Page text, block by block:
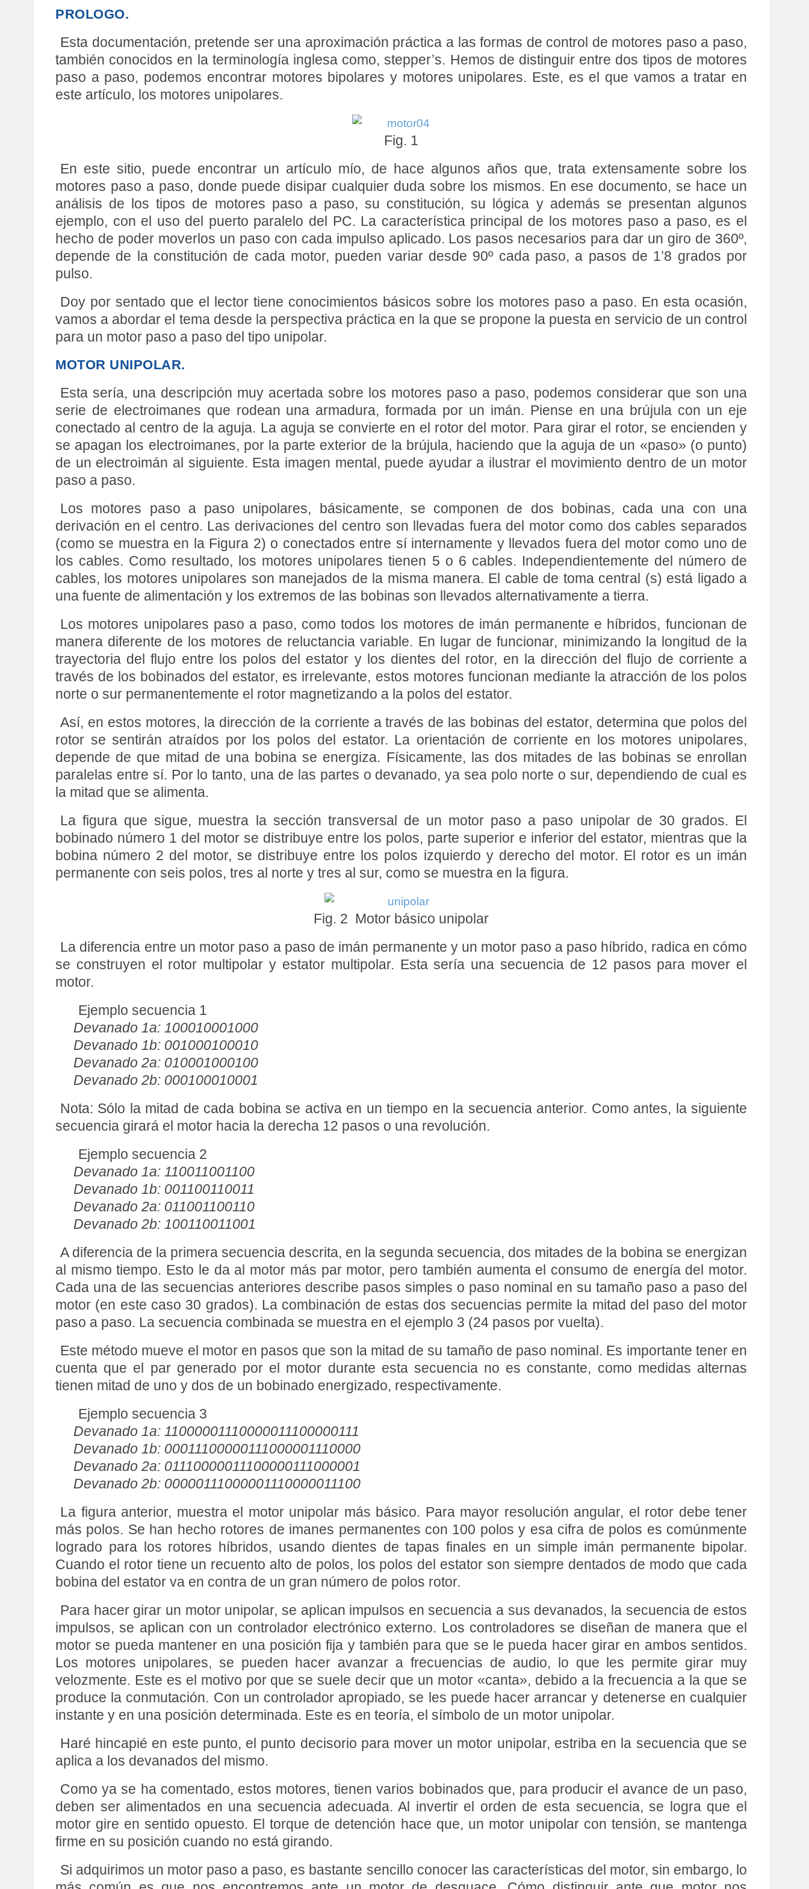
PROLOGO.
Esta documentación, pretende ser una aproximación práctica a las formas de control de motores paso a paso,
también conocidos en la terminología inglesa como, stepper’s. Hemos de distinguir entre dos tipos de motores
paso a paso, podemos encontrar motores bipolares y motores unipolares. Este, es el que vamos a tratar en
este artículo, los motores unipolares.
Fig. 1
En este sitio, puede encontrar un artículo mío, de hace algunos años que, trata extensamente sobre los
motores paso a paso, donde puede disipar cualquier duda sobre los mismos. En ese documento, se hace un
análisis de los tipos de motores paso a paso, su constitución, su lógica y además se presentan algunos
ejemplo, con el uso del puerto paralelo del PC. La característica principal de los motores paso a paso, es el
hecho de poder moverlos un paso con cada impulso aplicado. Los pasos necesarios para dar un giro de 360º,
depende de la constitución de cada motor, pueden variar desde 90º cada paso, a pasos de 1’8 grados por
pulso.
Doy por sentado que el lector tiene conocimientos básicos sobre los motores paso a paso. En esta ocasión,
vamos a abordar el tema desde la perspectiva práctica en la que se propone la puesta en servicio de un control
para un motor paso a paso del tipo unipolar.
MOTOR UNIPOLAR.
Esta sería, una descripción muy acertada sobre los motores paso a paso, podemos considerar que son una
serie de electroimanes que rodean una armadura, formada por un imán. Piense en una brújula con un eje
conectado al centro de la aguja. La aguja se convierte en el rotor del motor. Para girar el rotor, se encienden y
se apagan los electroimanes, por la parte exterior de la brújula, haciendo que la aguja de un «paso» (o punto)
de un electroimán al siguiente. Esta imagen mental, puede ayudar a ilustrar el movimiento dentro de un motor
paso a paso.
Los motores paso a paso unipolares, básicamente, se componen de dos bobinas, cada una con una
derivación en el centro. Las derivaciones del centro son llevadas fuera del motor como dos cables separados
(como se muestra en la Figura 2) o conectados entre sí internamente y llevados fuera del motor como uno de
los cables. Como resultado, los motores unipolares tienen 5 o 6 cables. Independientemente del número de
cables, los motores unipolares son manejados de la misma manera. El cable de toma central (s) está ligado a
una fuente de alimentación y los extremos de las bobinas son llevados alternativamente a tierra.
Los motores unipolares paso a paso, como todos los motores de imán permanente e híbridos, funcionan de
manera diferente de los motores de reluctancia variable. En lugar de funcionar, minimizando la longitud de la
trayectoria del flujo entre los polos del estator y los dientes del rotor, en la dirección del flujo de corriente a
través de los bobinados del estator, es irrelevante, estos motores funcionan mediante la atracción de los polos
norte o sur permanentemente el rotor magnetizando a la polos del estator.
Así, en estos motores, la dirección de la corriente a través de las bobinas del estator, determina que polos del
rotor se sentirán atraídos por los polos del estator. La orientación de corriente en los motores unipolares,
depende de que mitad de una bobina se energiza. Físicamente, las dos mitades de las bobinas se enrollan
paralelas entre sí. Por lo tanto, una de las partes o devanado, ya sea polo norte o sur, dependiendo de cual es
la mitad que se alimenta.
La figura que sigue, muestra la sección transversal de un motor paso a paso unipolar de 30 grados. El
bobinado número 1 del motor se distribuye entre los polos, parte superior e inferior del estator, mientras que la
bobina número 2 del motor, se distribuye entre los polos izquierdo y derecho del motor. El rotor es un imán
permanente con seis polos, tres al norte y tres al sur, como se muestra en la figura.
Fig. 2 Motor básico unipolar
La diferencia entre un motor paso a paso de imán permanente y un motor paso a paso híbrido, radica en cómo
se construyen el rotor multipolar y estator multipolar. Esta sería una secuencia de 12 pasos para mover el
motor.
Ejemplo secuencia 1
Devanado 1a: 100010001000
Devanado 1b: 001000100010
Devanado 2a: 010001000100
Devanado 2b: 000100010001
Nota: Sólo la mitad de cada bobina se activa en un tiempo en la secuencia anterior. Como antes, la siguiente
secuencia girará el motor hacia la derecha 12 pasos o una revolución.
Ejemplo secuencia 2
Devanado 1a: 110011001100
Devanado 1b: 001100110011
Devanado 2a: 011001100110
Devanado 2b: 100110011001
A diferencia de la primera secuencia descrita, en la segunda secuencia, dos mitades de la bobina se energizan
al mismo tiempo. Esto le da al motor más par motor, pero también aumenta el consumo de energía del motor.
Cada una de las secuencias anteriores describe pasos simples o paso nominal en su tamaño paso a paso del
motor (en este caso 30 grados). La combinación de estas dos secuencias permite la mitad del paso del motor
paso a paso. La secuencia combinada se muestra en el ejemplo 3 (24 pasos por vuelta).
Este método mueve el motor en pasos que son la mitad de su tamaño de paso nominal. Es importante tener en
cuenta que el par generado por el motor durante esta secuencia no es constante, como medidas alternas
tienen mitad de uno y dos de un bobinado energizado, respectivamente.
Ejemplo secuencia 3
Devanado 1a: 11000001110000011100000111
Devanado 1b: 00011100000111000001110000
Devanado 2a: 01110000011100000111000001
Devanado 2b: 00000111000001110000011100
La figura anterior, muestra el motor unipolar más básico. Para mayor resolución angular, el rotor debe tener
más polos. Se han hecho rotores de imanes permanentes con 100 polos y esa cifra de polos es comúnmente
logrado para los rotores híbridos, usando dientes de tapas finales en un simple imán permanente bipolar.
Cuando el rotor tiene un recuento alto de polos, los polos del estator son siempre dentados de modo que cada
bobina del estator va en contra de un gran número de polos rotor.
Para hacer girar un motor unipolar, se aplican impulsos en secuencia a sus devanados, la secuencia de estos
impulsos, se aplican con un controlador electrónico externo. Los controladores se diseñan de manera que el
motor se pueda mantener en una posición fija y también para que se le pueda hacer girar en ambos sentidos.
Los motores unipolares, se pueden hacer avanzar a frecuencias de audio, lo que les permite girar muy
velozmente. Este es el motivo por que se suele decir que un motor «canta», debido a la frecuencia a la que se
produce la conmutación. Con un controlador apropiado, se les puede hacer arrancar y detenerse en cualquier
instante y en una posición determinada. Este es en teoría, el símbolo de un motor unipolar.
Haré hincapié en este punto, el punto decisorio para mover un motor unipolar, estriba en la secuencia que se
aplica a los devanados del mismo.
Como ya se ha comentado, estos motores, tienen varios bobinados que, para producir el avance de un paso,
deben ser alimentados en una secuencia adecuada. Al invertir el orden de esta secuencia, se logra que el
motor gire en sentido opuesto. El torque de detención hace que, un motor unipolar con tensión, se mantenga
firme en su posición cuando no está girando.
Si adquirimos un motor paso a paso, es bastante sencillo conocer las características del motor, sin embargo, lo